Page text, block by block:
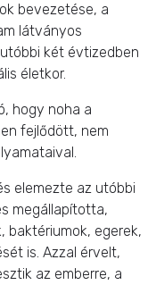
bevezetése, a
látványos
két évtizedben
életkor.
hogy noha a
fejlődött, nem
elemezte az utóbbi
megállapította,
baktériumok, egerek,
is. Azzal érvelt,
az emberre, a